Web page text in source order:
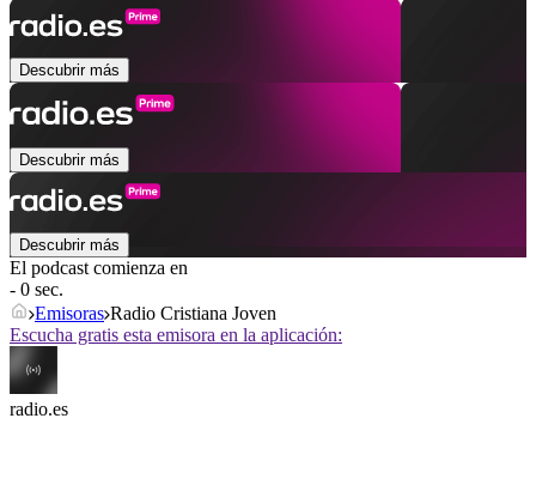
Descubrir más
Descubrir más
Descubrir más
El podcast comienza en
- 0 sec.
Emisoras Radio Cristiana Joven
Escucha gratis esta emisora en la aplicación:
radio.es